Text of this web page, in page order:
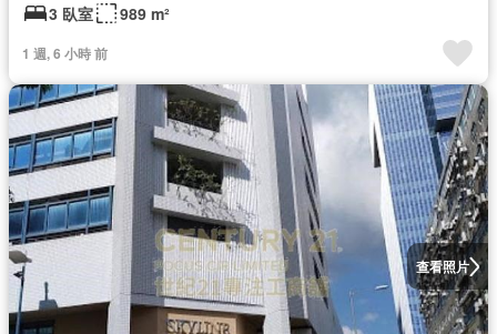
3 臥室 989 m²
1 週, 6 小時 前
查看照片